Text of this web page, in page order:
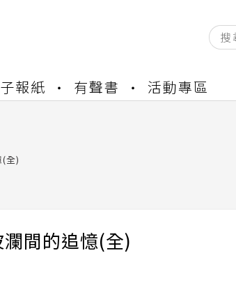
報紙 有聲書 活動專區
申請
申請圖文教學
請
全)
間的追憶(全)